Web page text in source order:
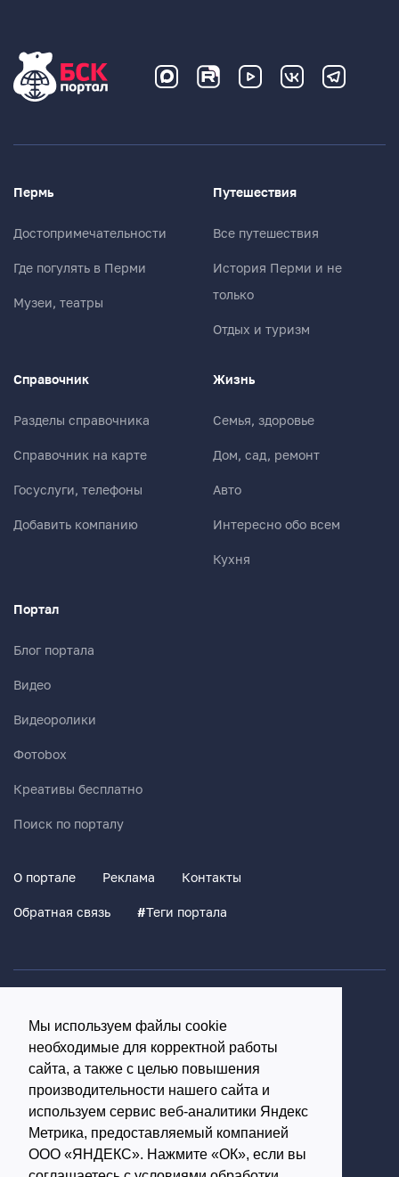
Мы используем файлы cookie
необходимые для корректной работы
сайта, а также с целью повышения
производительности нашего сайта и
используем сервис веб-аналитики Яндекс
Метрика, предоставляемый компанией
ООО «ЯНДЕКС». Нажмите «ОК», если вы
Пермь
Достопримечательности
Где погулять в Перми
Музеи, театры
Путешествия
Все путешествия
История Перми и не
только
Отдых и туризм
Справочник
Разделы справочника
Справочник на карте
Госуслуги, телефоны
Добавить компанию
Жизнь
Семья, здоровье
Дом, сад, ремонт
Авто
Интересно обо всем
Кухня
Портал
Блог портала
Видео
Видеоролики
Фотоbox
Креативы бесплатно
Поиск по порталу
О портале Реклама Контакты
Обратная связь #Теги портала
Согласие на обработку персональных данных
16+
© Использование материалов возможно только с
письменного разрешения администрации портала
Редакция портала: